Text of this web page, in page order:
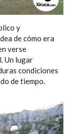
y
de cómo era
verse
Un lugar
condiciones
de tiempo.